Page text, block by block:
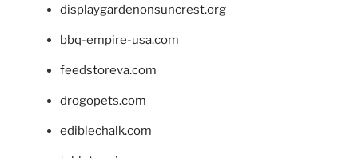
displaygardenonsuncrest.org
bbq-empire-usa.com
feedstoreva.com
drogopets.com
ediblechalk.com